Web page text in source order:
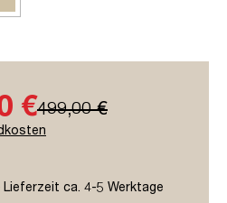
€499,00 €
Lieferzeit ca. 4-5 Werktage